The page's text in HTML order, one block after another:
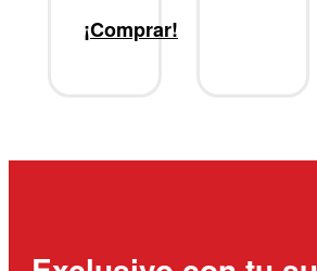
¡Comprar!